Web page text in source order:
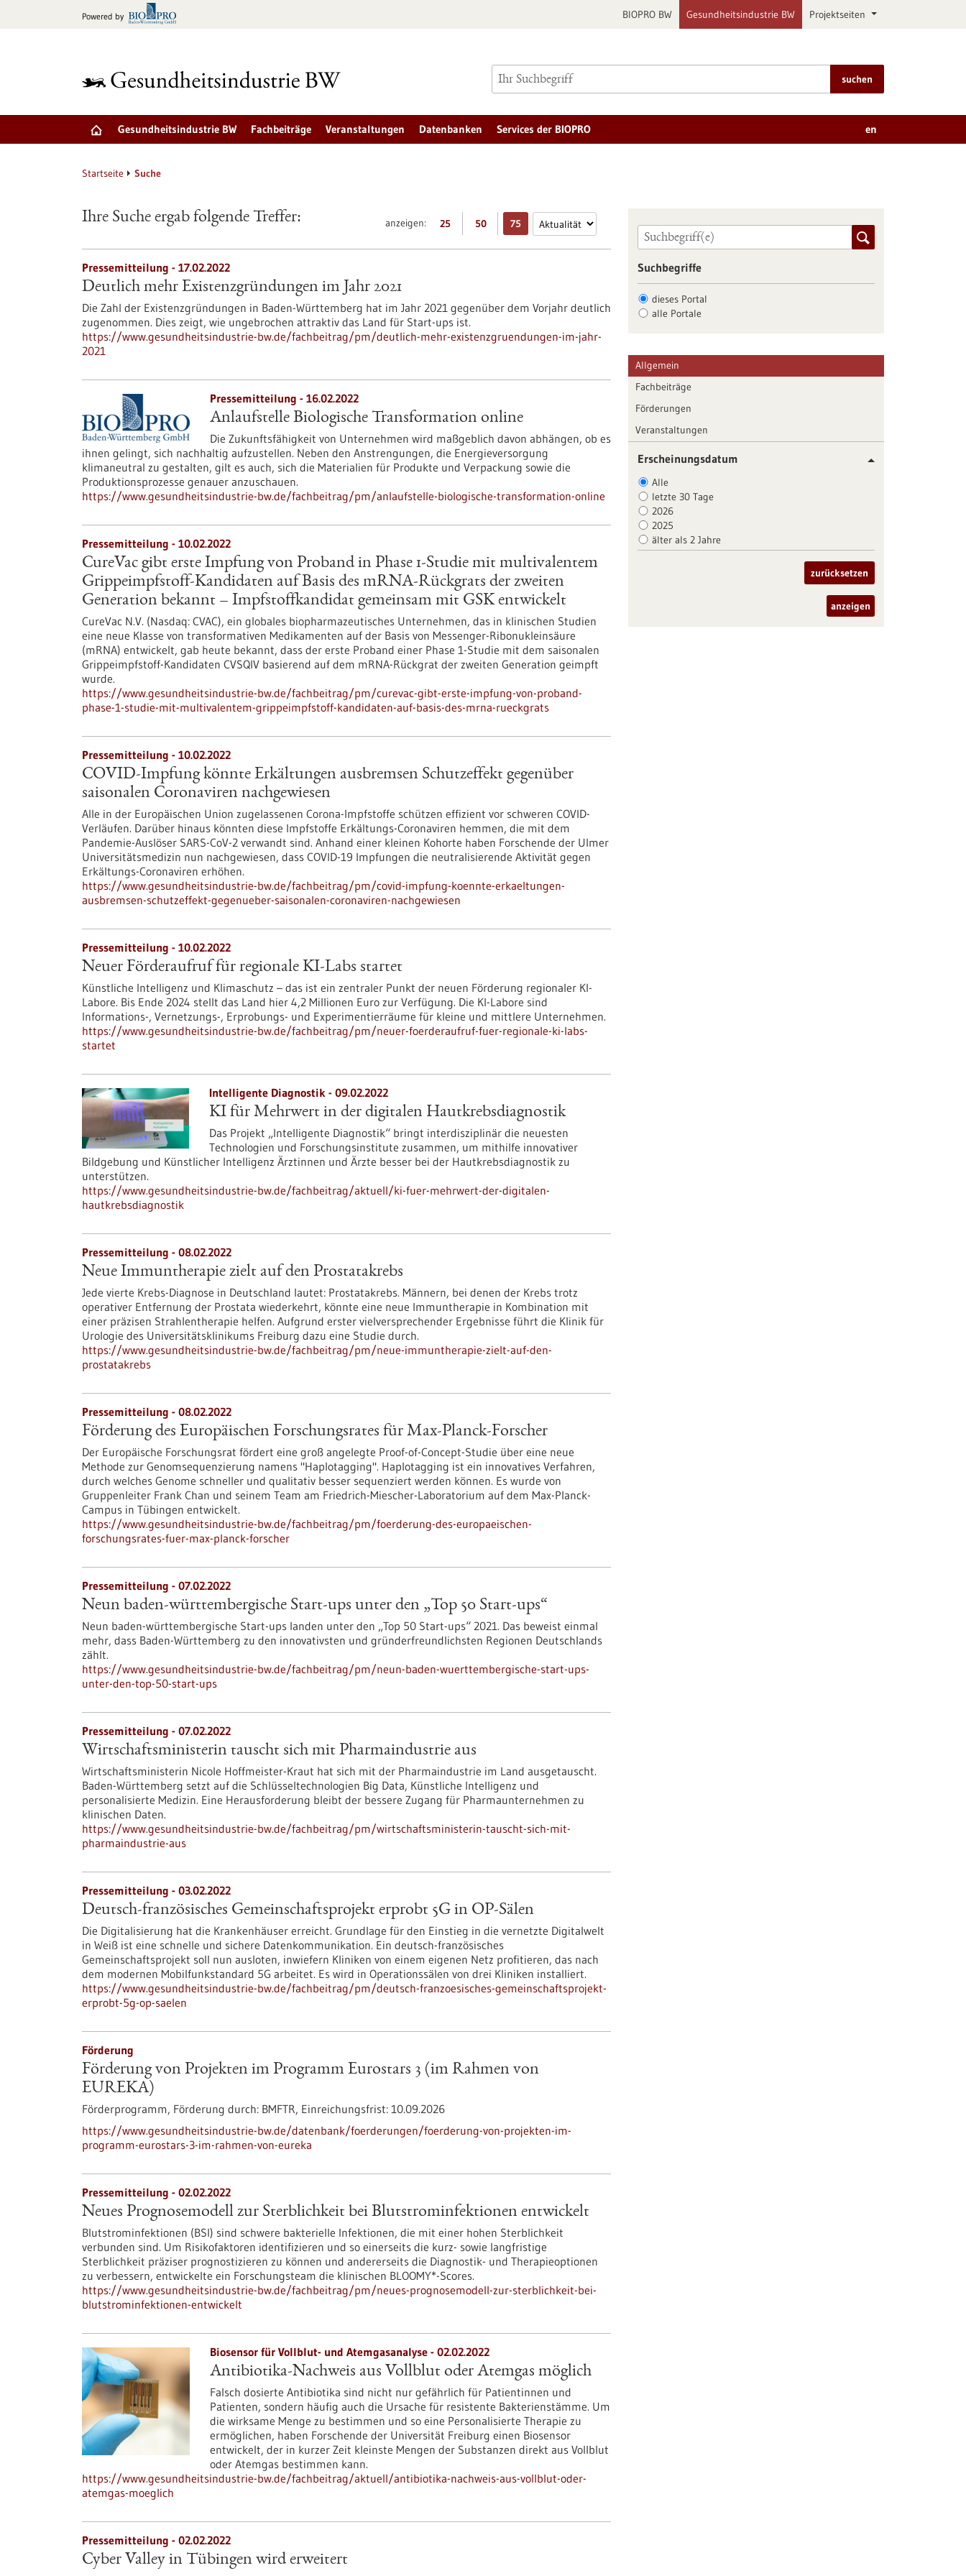
Powered by BIOPRO BW Gesundheitsindustrie BW Projektseiten
suchen
Gesundheitsindustrie BW Fachbeiträge Veranstaltungen Datenbanken Services der BIOPRO en
Startseite Suche
anzeigen: 25 50 75
Ihre Suche ergab folgende Treffer:
Pressemitteilung - 17.02.2022
Deutlich mehr Existenzgründungen im Jahr 2021
Die Zahl der Existenzgründungen in Baden-Württemberg hat im Jahr 2021 gegenüber dem Vorjahr deutlich
zugenommen. Dies zeigt, wie ungebrochen attraktiv das Land für Start-ups ist.
https://www.gesundheitsindustrie-bw.de/fachbeitrag/pm/deutlich-mehr-existenzgruendungen-im-jahr-
2021
Pressemitteilung - 16.02.2022
Anlaufstelle Biologische Transformation online
Die Zukunftsfähigkeit von Unternehmen wird maßgeblich davon abhängen, ob es
ihnen gelingt, sich nachhaltig aufzustellen. Neben den Anstrengungen, die Energieversorgung
klimaneutral zu gestalten, gilt es auch, sich die Materialien für Produkte und Verpackung sowie die
Produktionsprozesse genauer anzuschauen.
https://www.gesundheitsindustrie-bw.de/fachbeitrag/pm/anlaufstelle-biologische-transformation-online
Pressemitteilung - 10.02.2022
CureVac gibt erste Impfung von Proband in Phase 1-Studie mit multivalentem
Grippeimpfstoff-Kandidaten auf Basis des mRNA-Rückgrats der zweiten
Generation bekannt – Impfstoffkandidat gemeinsam mit GSK entwickelt
CureVac N.V. (Nasdaq: CVAC), ein globales biopharmazeutisches Unternehmen, das in klinischen Studien
eine neue Klasse von transformativen Medikamenten auf der Basis von Messenger-Ribonukleinsäure
(mRNA) entwickelt, gab heute bekannt, dass der erste Proband einer Phase 1-Studie mit dem saisonalen
Grippeimpfstoff-Kandidaten CVSQIV basierend auf dem mRNA-Rückgrat der zweiten Generation geimpft
wurde.
https://www.gesundheitsindustrie-bw.de/fachbeitrag/pm/curevac-gibt-erste-impfung-von-proband-
phase-1-studie-mit-multivalentem-grippeimpfstoff-kandidaten-auf-basis-des-mrna-rueckgrats
Pressemitteilung - 10.02.2022
COVID-Impfung könnte Erkältungen ausbremsen Schutzeffekt gegenüber
saisonalen Coronaviren nachgewiesen
Alle in der Europäischen Union zugelassenen Corona-Impfstoffe schützen effizient vor schweren COVID-
Verläufen. Darüber hinaus könnten diese Impfstoffe Erkältungs-Coronaviren hemmen, die mit dem
Pandemie-Auslöser SARS-CoV-2 verwandt sind. Anhand einer kleinen Kohorte haben Forschende der Ulmer
Universitätsmedizin nun nachgewiesen, dass COVID-19 Impfungen die neutralisierende Aktivität gegen
Erkältungs-Coronaviren erhöhen.
https://www.gesundheitsindustrie-bw.de/fachbeitrag/pm/covid-impfung-koennte-erkaeltungen-
ausbremsen-schutzeffekt-gegenueber-saisonalen-coronaviren-nachgewiesen
Pressemitteilung - 10.02.2022
Neuer Förderaufruf für regionale KI-Labs startet
Künstliche Intelligenz und Klimaschutz – das ist ein zentraler Punkt der neuen Förderung regionaler KI-
Labore. Bis Ende 2024 stellt das Land hier 4,2 Millionen Euro zur Verfügung. Die KI-Labore sind
Informations-, Vernetzungs-, Erprobungs- und Experimentierräume für kleine und mittlere Unternehmen.
https://www.gesundheitsindustrie-bw.de/fachbeitrag/pm/neuer-foerderaufruf-fuer-regionale-ki-labs-
startet
Intelligente Diagnostik - 09.02.2022
KI für Mehrwert in der digitalen Hautkrebsdiagnostik
Das Projekt „Intelligente Diagnostik“ bringt interdisziplinär die neuesten
Technologien und Forschungsinstitute zusammen, um mithilfe innovativer
Bildgebung und Künstlicher Intelligenz Ärztinnen und Ärzte besser bei der Hautkrebsdiagnostik zu
unterstützen.
https://www.gesundheitsindustrie-bw.de/fachbeitrag/aktuell/ki-fuer-mehrwert-der-digitalen-
hautkrebsdiagnostik
Pressemitteilung - 08.02.2022
Neue Immuntherapie zielt auf den Prostatakrebs
Jede vierte Krebs-Diagnose in Deutschland lautet: Prostatakrebs. Männern, bei denen der Krebs trotz
operativer Entfernung der Prostata wiederkehrt, könnte eine neue Immuntherapie in Kombination mit
einer präzisen Strahlentherapie helfen. Aufgrund erster vielversprechender Ergebnisse führt die Klinik für
Urologie des Universitätsklinikums Freiburg dazu eine Studie durch.
https://www.gesundheitsindustrie-bw.de/fachbeitrag/pm/neue-immuntherapie-zielt-auf-den-
prostatakrebs
Pressemitteilung - 08.02.2022
Förderung des Europäischen Forschungsrates für Max-Planck-Forscher
Der Europäische Forschungsrat fördert eine groß angelegte Proof-of-Concept-Studie über eine neue
Methode zur Genomsequenzierung namens "Haplotagging". Haplotagging ist ein innovatives Verfahren,
durch welches Genome schneller und qualitativ besser sequenziert werden können. Es wurde von
Gruppenleiter Frank Chan und seinem Team am Friedrich-Miescher-Laboratorium auf dem Max-Planck-
Campus in Tübingen entwickelt.
https://www.gesundheitsindustrie-bw.de/fachbeitrag/pm/foerderung-des-europaeischen-
forschungsrates-fuer-max-planck-forscher
Pressemitteilung - 07.02.2022
Neun baden-württembergische Start-ups unter den „Top 50 Start-ups“
Neun baden-württembergische Start-ups landen unter den „Top 50 Start-ups“ 2021. Das beweist einmal
mehr, dass Baden-Württemberg zu den innovativsten und gründerfreundlichsten Regionen Deutschlands
zählt.
https://www.gesundheitsindustrie-bw.de/fachbeitrag/pm/neun-baden-wuerttembergische-start-ups-
unter-den-top-50-start-ups
Pressemitteilung - 07.02.2022
Wirtschaftsministerin tauscht sich mit Pharmaindustrie aus
Wirtschaftsministerin Nicole Hoffmeister-Kraut hat sich mit der Pharmaindustrie im Land ausgetauscht.
Baden-Württemberg setzt auf die Schlüsseltechnologien Big Data, Künstliche Intelligenz und
personalisierte Medizin. Eine Herausforderung bleibt der bessere Zugang für Pharmaunternehmen zu
klinischen Daten.
https://www.gesundheitsindustrie-bw.de/fachbeitrag/pm/wirtschaftsministerin-tauscht-sich-mit-
pharmaindustrie-aus
Pressemitteilung - 03.02.2022
Deutsch-französisches Gemeinschaftsprojekt erprobt 5G in OP-Sälen
Die Digitalisierung hat die Krankenhäuser erreicht. Grundlage für den Einstieg in die vernetzte Digitalwelt
in Weiß ist eine schnelle und sichere Datenkommunikation. Ein deutsch-französisches
Gemeinschaftsprojekt soll nun ausloten, inwiefern Kliniken von einem eigenen Netz profitieren, das nach
dem modernen Mobilfunkstandard 5G arbeitet. Es wird in Operationssälen von drei Kliniken installiert.
https://www.gesundheitsindustrie-bw.de/fachbeitrag/pm/deutsch-franzoesisches-gemeinschaftsprojekt-
erprobt-5g-op-saelen
Förderung
Förderung von Projekten im Programm Eurostars 3 (im Rahmen von
EUREKA)
Förderprogramm, Förderung durch: BMFTR, Einreichungsfrist: 10.09.2026
https://www.gesundheitsindustrie-bw.de/datenbank/foerderungen/foerderung-von-projekten-im-
programm-eurostars-3-im-rahmen-von-eureka
Pressemitteilung - 02.02.2022
Neues Prognosemodell zur Sterblichkeit bei Blutstrominfektionen entwickelt
Blutstrominfektionen (BSI) sind schwere bakterielle Infektionen, die mit einer hohen Sterblichkeit
verbunden sind. Um Risikofaktoren identifizieren und so einerseits die kurz- sowie langfristige
Sterblichkeit präziser prognostizieren zu können und andererseits die Diagnostik- und Therapieoptionen
zu verbessern, entwickelte ein Forschungsteam die klinischen BLOOMY*-Scores.
https://www.gesundheitsindustrie-bw.de/fachbeitrag/pm/neues-prognosemodell-zur-sterblichkeit-bei-
blutstrominfektionen-entwickelt
Biosensor für Vollblut- und Atemgasanalyse - 02.02.2022
Antibiotika-Nachweis aus Vollblut oder Atemgas möglich
Falsch dosierte Antibiotika sind nicht nur gefährlich für Patientinnen und
Patienten, sondern häufig auch die Ursache für resistente Bakterienstämme. Um
die wirksame Menge zu bestimmen und so eine Personalisierte Therapie zu
ermöglichen, haben Forschende der Universität Freiburg einen Biosensor
entwickelt, der in kurzer Zeit kleinste Mengen der Substanzen direkt aus Vollblut
oder Atemgas bestimmen kann.
https://www.gesundheitsindustrie-bw.de/fachbeitrag/aktuell/antibiotika-nachweis-aus-vollblut-oder-
atemgas-moeglich
Pressemitteilung - 02.02.2022
Cyber Valley in Tübingen wird erweitert
Suchbegriffe
dieses Portal
alle Portale
Allgemein
Fachbeiträge
Förderungen
Veranstaltungen
Erscheinungsdatum
Alle
letzte 30 Tage
2026
2025
älter als 2 Jahre
zurücksetzen
anzeigen